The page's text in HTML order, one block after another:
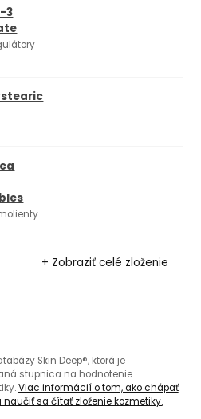
3
+ Zobraziť celé zloženie
Skin Deep®, ktorá je
stupnica na hodnotenie
Viac informácií o tom, ako chápať
sa čítať zloženie kozmetiky.